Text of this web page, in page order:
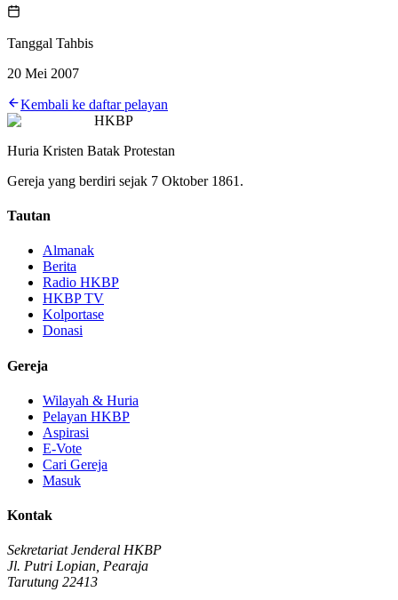
Tanggal Tahbis
20 Mei 2007
Kembali ke daftar pelayan
HKBP
Huria Kristen Batak Protestan
Gereja yang berdiri sejak 7 Oktober 1861.
Tautan
Almanak
Berita
Radio HKBP
HKBP TV
Kolportase
Donasi
Gereja
Wilayah & Huria
Pelayan HKBP
Aspirasi
E-Vote
Cari Gereja
Masuk
Kontak
Sekretariat Jenderal HKBP
Jl. Putri Lopian, Pearaja
Tarutung 22413